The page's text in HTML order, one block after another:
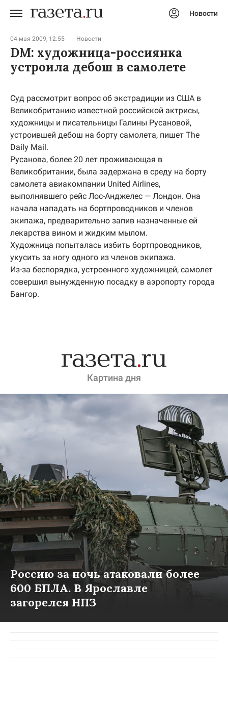
Новости
04 мая 2009, 12:55 Новости
DM: художница-россиянка
устроила дебош в самолете
Суд рассмотрит вопрос об экстрадиции из США в
Великобританию известной российской актрисы,
художницы и писательницы Галины Русановой,
устроившей дебош на борту самолета, пишет The
Daily Mail.
Русанова, более 20 лет проживающая в
Великобритании, была задержана в среду на борту
самолета авиакомпании United Airlines,
выполнявшего рейс Лос-Анджелес — Лондон. Она
начала нападать на бортпроводников и членов
экипажа, предварительно запив назначенные ей
лекарства вином и жидким мылом.
Художница попыталась избить бортпроводников,
укусить за ногу одного из членов экипажа.
Из-за беспорядка, устроенного художницей, самолет
совершил вынужденную посадку в аэропорту города
Бангор.
Картина дня
Россию за ночь атаковали более
600 БПЛА. В Ярославле
загорелся НПЗ